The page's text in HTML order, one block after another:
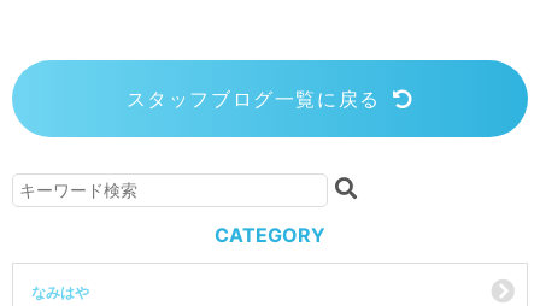
スタッフブログ一覧に戻る
CATEGORY
なみはや